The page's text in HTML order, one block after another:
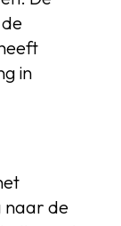
in
naar de